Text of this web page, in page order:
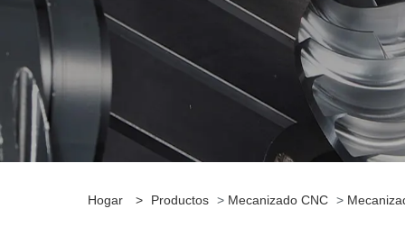
Hogar > Productos > Mecanizado CNC >